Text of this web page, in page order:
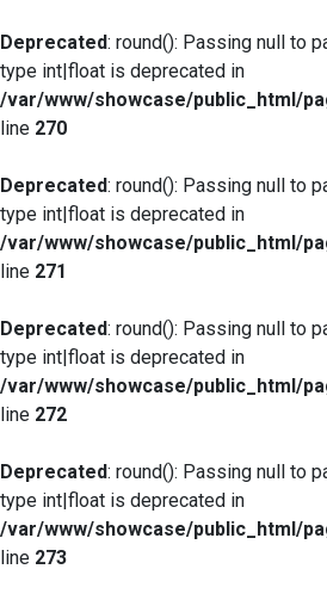
Deprecated: round(): Passing null to
type int|float is deprecated in
/var/www/showcase/public_html/
line 270
Deprecated: round(): Passing null to
type int|float is deprecated in
/var/www/showcase/public_html/
line 271
Deprecated: round(): Passing null to
type int|float is deprecated in
/var/www/showcase/public_html/
line 272
Deprecated: round(): Passing null to
type int|float is deprecated in
/var/www/showcase/public_html/
line 273